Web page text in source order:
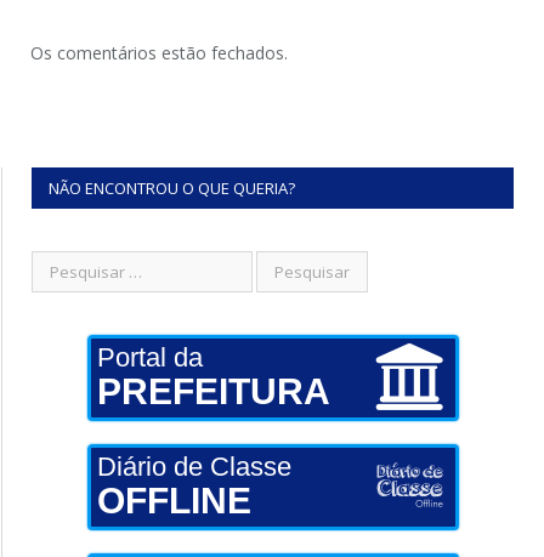
Os comentários estão fechados.
NÃO ENCONTROU O QUE QUERIA?
Portal da
PREFEITURA
Diário de Classe
OFFLINE